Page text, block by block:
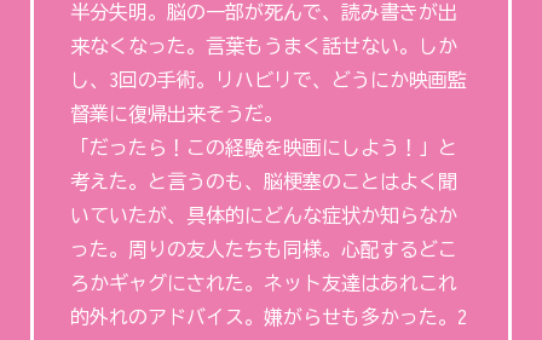
半分失明。脳の一部が死んで、読み書きが出
来なくなった。言葉もうまく話せない。しか
し、3回の手術。リハビリで、どうにか映画監
督業に復帰出来そうだ。
「だったら！この経験を映画にしよう！」と
考えた。と言うのも、脳梗塞のことはよく聞
いていたが、具体的にどんな症状か知らなか
った。周りの友人たちも同様。心配するどこ
ろかギャグにされた。ネット友達はあれこれ
的外れのアドバイス。嫌がらせも多かった。2